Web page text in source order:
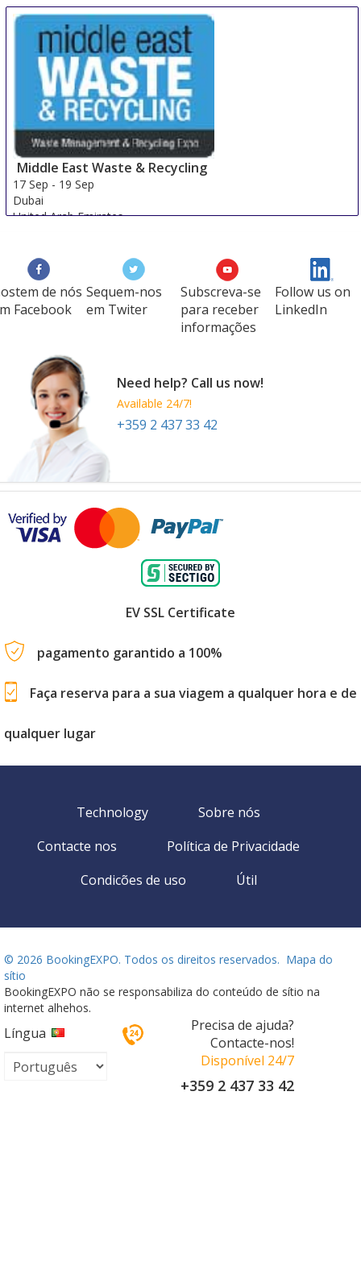
Middle East Waste & Recycling
17 Sep - 19 Sep
Dubai
United Arab Emirates
de nós
Facebook
Sequem-nos
em Twiter
Subscreva-se
para receber
informações
Follow us on
LinkedIn
Need help? Call us now!
Available 24/7!
+359 2 437 33 42
EV SSL Certificate
pagamento garantido a 100%
Faça reserva para a sua viagem a qualquer hora e de
qualquer lugar
Technology
Sobre nós
Contacte nos
Política de Privacidade
Condicões de uso
Útil
© 2026 BookingEXPO. Todos os direitos reservados. Mapa do
sítio
BookingEXPO não se responsabiliza do conteúdo de sítio na
internet alhehos.
Língua
Precisa de ajuda?
Contacte-nos!
Disponível 24/7
+359 2 437 33 42